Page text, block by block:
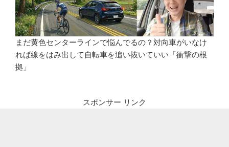
まだ黄色センターラインで悩んでるの？対向車がいなけ
れば線をはみ出して自転車を追い抜いていい「衝撃の根
拠」
スポンサー リンク